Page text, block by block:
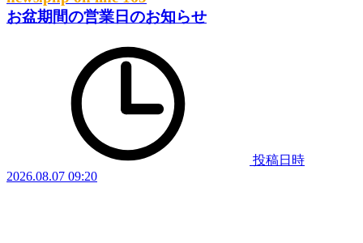
お盆期間の営業日のお知らせ
投稿日時
2026.08.07 09:20